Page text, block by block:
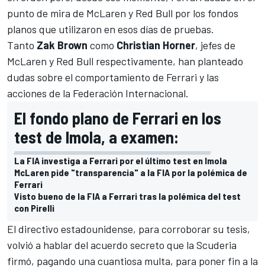
punto de mira de McLaren y Red Bull por los fondos
planos que utilizaron en esos días de pruebas.
Tanto Zak Brown como Christian Horner, jefes de
McLaren y Red Bull respectivamente, han planteado
dudas sobre el comportamiento de Ferrari y las
acciones de la Federación Internacional.
El fondo plano de Ferrari en los
test de Imola, a examen:
La FIA investiga a Ferrari por el último test en Imola
McLaren pide "transparencia" a la FIA por la polémica de
Ferrari
Visto bueno de la FIA a Ferrari tras la polémica del test
con Pirelli
El directivo estadounidense, para corroborar su tesis,
volvió a hablar del acuerdo secreto que la Scuderia
firmó, pagando una cuantiosa multa, para poner fin a la